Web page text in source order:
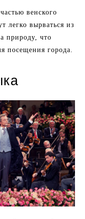
венского
легко вырваться из
природу, что
посещения города.